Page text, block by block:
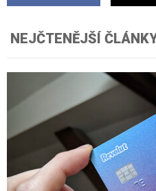
NEJČTENĚJŠÍ